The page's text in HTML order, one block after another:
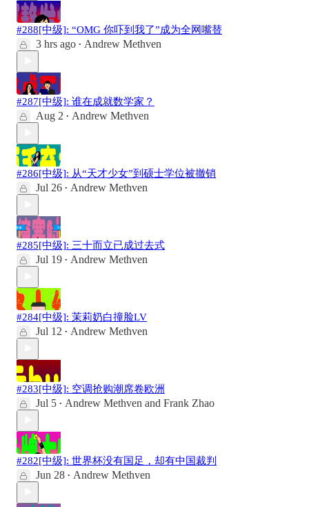
#288[中级]: “OMG 你吓到我了”成为全网嘴替
3 hrs ago • Andrew Methven
#287[中级]: 谁在成就数学家？
Aug 2 • Andrew Methven
#286[中级]: 从“天才少女”到硕士学位被撤销
Jul 26 • Andrew Methven
#285[中级]: 三十而立已成过去式
Jul 19 • Andrew Methven
#284[中级]: 茉莉奶白撞脸LV
Jul 12 • Andrew Methven
#283[中级]: 空调抢购潮席卷欧洲
Jul 5 • Andrew Methven and Frank Zhao
#282[中级]: 世界杯没有国足，却有中国裁判
Jun 28 • Andrew Methven